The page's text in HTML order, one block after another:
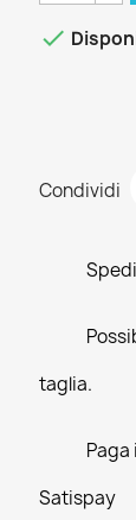

Condividi
taglia.
Satispay